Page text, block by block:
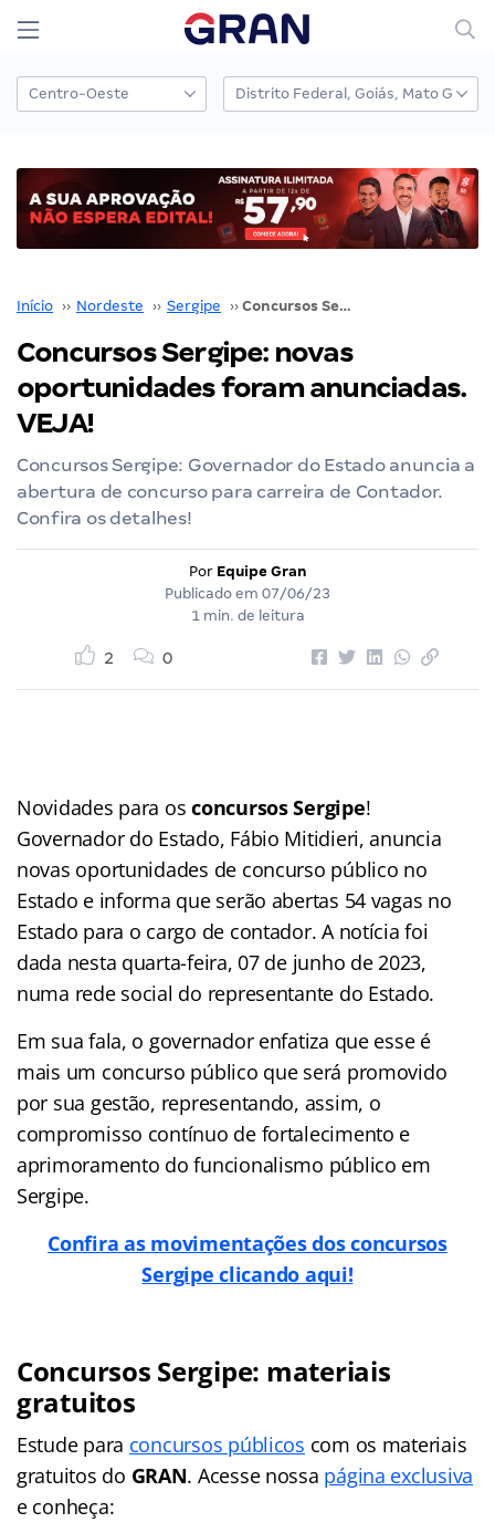
Início ›› Nordeste ›› Sergipe ›› Concursos Sergipe: novas oportunidades foram anunciadas. VEJA!
Concursos Sergipe: novas
oportunidades foram anunciadas.
VEJA!
Concursos Sergipe: Governador do Estado anuncia a
abertura de concurso para carreira de Contador.
Confira os detalhes!
Por Equipe Gran
Publicado em 07/06/23
1 min. de leitura
2 0
Novidades para osconcursos Sergipe!
Governador do Estado, Fábio Mitidieri, anuncia
novas oportunidades de concurso público no
Estado e informa que serão abertas 54 vagas no
Estado para o cargo de contador. A notícia foi
dada nesta quarta-feira, 07 de junho de 2023,
numa rede social do representante do Estado.
Em sua fala, o governador enfatiza que esse é
mais um concurso público que será promovido
por sua gestão, representando, assim, o
compromisso contínuo de fortalecimento e
aprimoramento do funcionalismo público em
Sergipe.
Confira as movimentações dos concursos
Sergipe clicando aqui!
Concursos Sergipe: materiais
gratuitos
Estude para concursos públicos com os materiais
gratuitos do GRAN. Acesse nossa página exclusiva
e conheça: